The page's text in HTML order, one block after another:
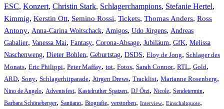
ESC, Konzert, Christin Stark, Schlagerchampions, Stefanie Hertel,
Kimmig, Kerstin Ott, Semino Rossi, Tickets, Thomas Anders, Ross
Antony, Anna-Carina Woitschack, Amigos, Udo Jürgens, Andreas
Gabalier, Vanessa Mai, Fantasy, Corona-Absage, Jubiläum, GfK, Melissa
Naschenweng, Dieter Bohlen, Geburtstag, DSDS, Eloy de Jong, Schlager des
Monats, Eric Philippi, Peter Maffay, tot, Fotos, Sarah Connor, RTL, Gold,
ARD, Sony, Schlagerhitparade, Jürgen Drews, Tracklist, Marianne Rosenberg,
Nino de Angelo, Adventsfest, Kastelruther Spatzen, DJ Ötzi, Nicole, Sendetermin,
Barbara Schöneberger, Santiano, Biografie, verstorben, Interview, Einschaltquote,